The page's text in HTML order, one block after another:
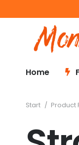
Home
Start / Product